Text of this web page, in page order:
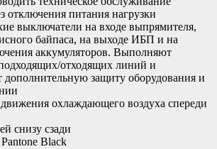
отключения питания нагрузки
выключатели на входе выпрямителя,
байпаса, на выходе ИБП и на
аккумуляторов. Выполняют
отходящих линий и
дополнительную защиту оборудования и
охлаждающего воздуха спереди
снизу сзади
Black